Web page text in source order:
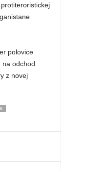
polovice
na odchod
z novej